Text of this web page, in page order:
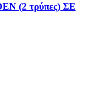
(2 τρύπες) ΣΕ